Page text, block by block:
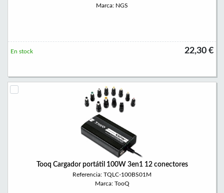
Marca: NGS
22,30 €
En stock
Tooq Cargador portátil 100W 3en1 12 conectores
Referencia: TQLC-100BS01M
Marca: TooQ